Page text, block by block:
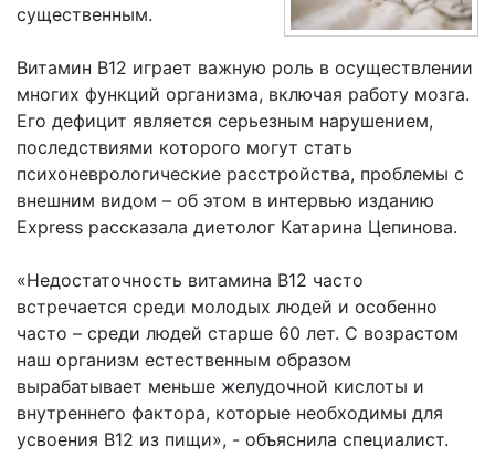
существенным.
Витамин B12 играет важную роль в осуществлении
многих функций организма, включая работу мозга.
Его дефицит является серьезным нарушением,
последствиями которого могут стать
психоневрологические расстройства, проблемы с
внешним видом – об этом в интервью изданию
Express рассказала диетолог Катарина Цепинова.
«Недостаточность витамина B12 часто
встречается среди молодых людей и особенно
часто – среди людей старше 60 лет. С возрастом
наш организм естественным образом
вырабатывает меньше желудочной кислоты и
внутреннего фактора, которые необходимы для
усвоения B12 из пищи», - объяснила специалист.